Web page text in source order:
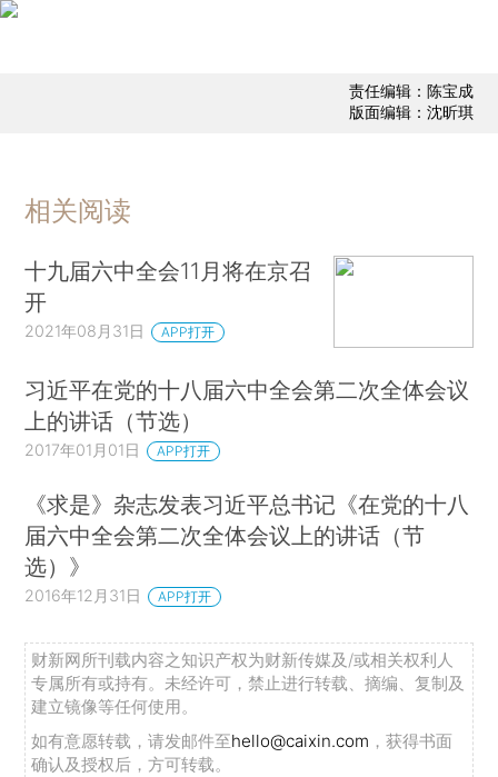
责任编辑：陈宝成
版面编辑：沈昕琪
相关阅读
十九届六中全会11月将在京召
开
2021年08月31日 APP打开
习近平在党的十八届六中全会第二次全体会议
上的讲话（节选）
2017年01月01日 APP打开
《求是》杂志发表习近平总书记《在党的十八
届六中全会第二次全体会议上的讲话（节
选）》
2016年12月31日 APP打开
财新网所刊载内容之知识产权为财新传媒及/或相关权利人
专属所有或持有。未经许可，禁止进行转载、摘编、复制及
建立镜像等任何使用。
如有意愿转载，请发邮件至hello@caixin.com ，获得书面
确认及授权后，方可转载。